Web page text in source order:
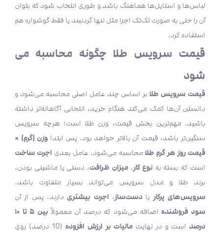
لباس‌ها و استایل‌ها هماهنگ باشد و طوری انتخاب شود که بتوان
آن را حتی به صورت تک‌تک اجزا مثل تنها گردنبند یا فقط گوشواره هم
استفاده کرد.
قیمت سرویس طلا چگونه محاسبه می
شود
قیمت سرویس طلا بر اساس چند عامل اصلی محاسبه می‌شود و
دانستن آن‌ها کمک می‌کند هنگام خرید، انتخابی آگاهانه‌تر داشته
باشید. مهم‌ترین بخش قیمت، وزن طلا است؛ هرچه سرویس
سنگین‌تر باشد، قیمت آن بالاتر خواهد بود. پس ابتدا وزن (گرم) ×
قیمت روز هر گرم طلا محاسبه می‌شود. عامل بعدی اجرت ساخت
است که بسته بهنوع کار، میزان ظرافت، دستی یا ماشینی بودن،
برند طلا و مدل سرویس می‌تواند بسیار متفاوت باشد.
سرویس‌های پرکار یا دست‌ساز، اجرت بیشتری دارند. پس از آن
سود فروشنده اضافه می‌شود که درصد آن معمولاً
بین ۵ تا ۱۰
درصداست و در نهایت مالیات بر ارزش افزوده
(10 درصد) روی